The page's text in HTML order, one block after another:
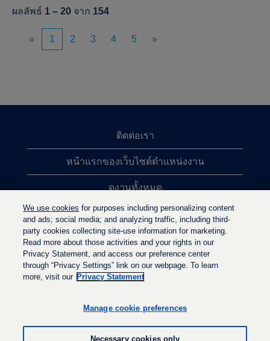
ผลลัพธ์ 1 – 20 จาก 154
« 1 2 3 4 5 »
ติดต่อเรา
หน้าแรกของเว็บไซต์ตำแหน่งงาน
ดูงานทั้งหมด
การค้นหาตำแหน่งงานยอดนิยม
นโยบายความเป็นส่วนตัว
ด
น
แ
ด
น
We use cookies for purposes including personalizing content
and ads; social media; and analyzing traffic, including third-
party cookies collecting site-use information for marketing.
Read more about those activities and your rights in our
Privacy Statement, and access our preference center
through “Privacy Settings” link on our webpage. To learn
more, visit our Privacy Statement
Manage cookie preferences
Necessary cookies only